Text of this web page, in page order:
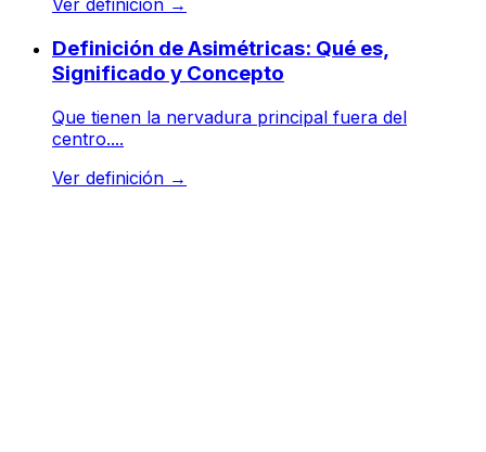
Ver definición →
Definición de Asimétricas: Qué es,
Significado y Concepto
Que tienen la nervadura principal fuera del
centro....
Ver definición →